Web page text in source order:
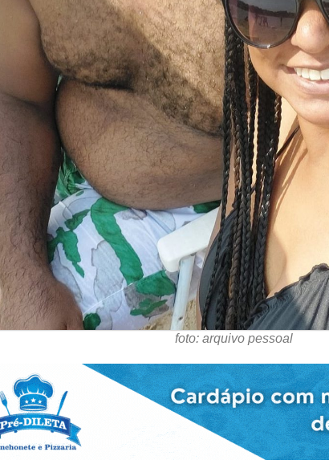
foto: arquivo pessoal